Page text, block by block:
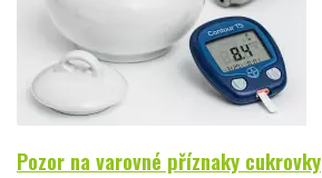
Pozor na varovné příznaky cukrovky